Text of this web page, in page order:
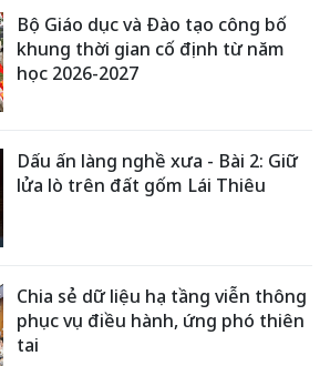
Bộ Giáo dục và Đào tạo công bố
khung thời gian cố định từ năm
học 2026-2027
Dấu ấn làng nghề xưa - Bài 2: Giữ
lửa lò trên đất gốm Lái Thiêu
Chia sẻ dữ liệu hạ tầng viễn thông
phục vụ điều hành, ứng phó thiên
tai